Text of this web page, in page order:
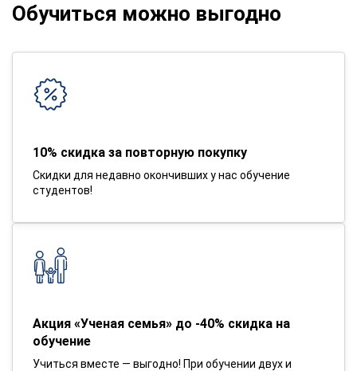
Обучиться можно выгодно
10% скидка за повторную покупку
Скидки для недавно окончивших у нас обучение
студентов!
Акция «Ученая семья» до -40% скидка на
обучение
Учиться вместе — выгодно! При обучении двух и